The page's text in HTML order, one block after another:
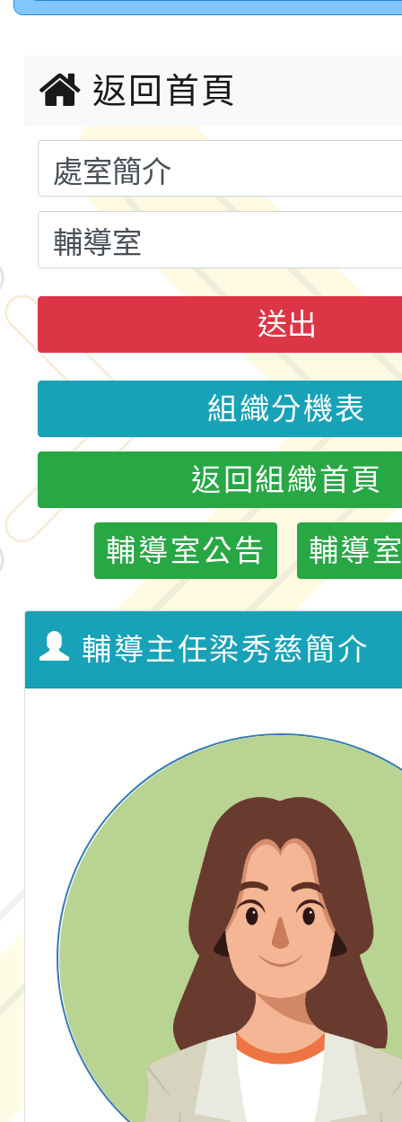
融平台-教案暨教學示
115學年度「學習扶助
計畫子計畫十一-2：國
小時認證研習計畫」
115年度「教育部表揚
義教育推展貢獻獎」實
轉知桃園市政府交通局
共運輸服務，鼓勵民眾
桃「我的減碳存摺2.0
案，詳如說明，請參閱
115年第二屆全國原住
2026年新北亞洲盃暨
鐵人三項錦標賽
桃園市115學年度學生
「2026年『王牌愛／
運動系列徵選頒獎典禮
成果展」
2026城鎮韌性防空演習
桃園市大溪自造教育及
年八月份教師研習
國立成功大學辦理「台
融平台-教案暨教學示
115學年度「學習扶助
計畫子計畫十一-2：國
115年度「教育部表揚
返回首頁
送出
組織分機表
返回組織首頁
輔導室公告 輔導
輔導主任梁秀慈簡介